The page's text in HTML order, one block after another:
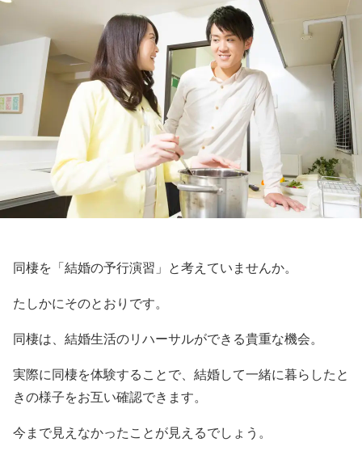
同棲を「結婚の予行演習」と考えていませんか。
たしかにそのとおりです。
同棲は、結婚生活のリハーサルができる貴重な機会。
実際に同棲を体験することで、結婚して一緒に暮らしたと
きの様子をお互い確認できます。
今まで見えなかったことが見えるでしょう。